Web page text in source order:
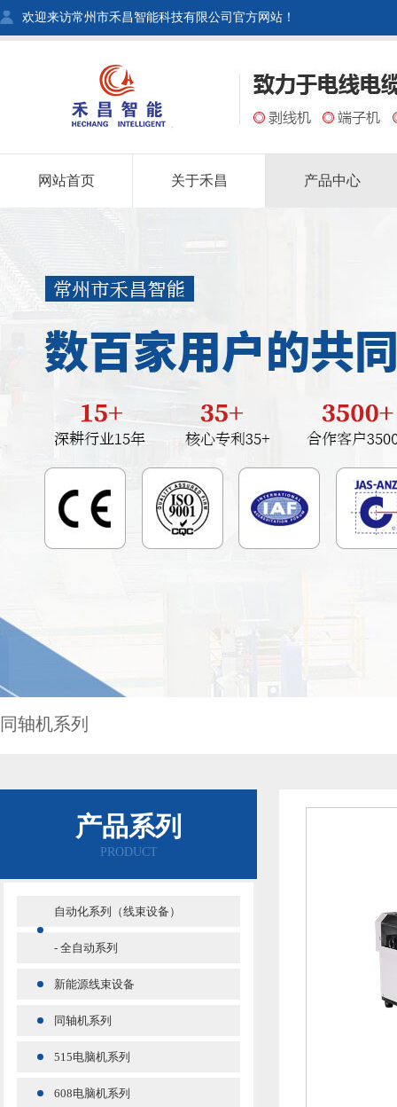
欢迎来访常州市禾昌智能科技有限公司官方网站！
网站首页 关于禾昌 产品中心
同轴机系列
产品系列
PRODUCT
自动化系列（线束设备）
- 全自动系列
新能源线束设备
同轴机系列
515电脑机系列
608电脑机系列